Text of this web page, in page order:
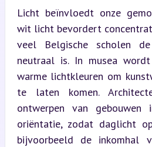
Licht beïnvloedt onze
wit licht bevordert
veel Belgische scholen
neutraal is. In musea
warme lichtkleuren om
te laten komen.
ontwerpen van
oriëntatie, zodat daglicht
bijvoorbeeld de inkomhal